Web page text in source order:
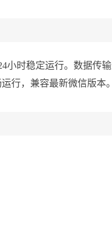
小时稳定运行。数据传
行，兼容最新微信版本。